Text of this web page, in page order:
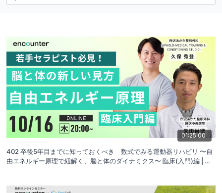
01:25:00
402 卒後5年目までに知っておくべき 数式でみる運動器リハビリ 〜自
由エネルギー原理で紐解く、脳と体のダイナミクス〜 臨床(入門)編 | 朱